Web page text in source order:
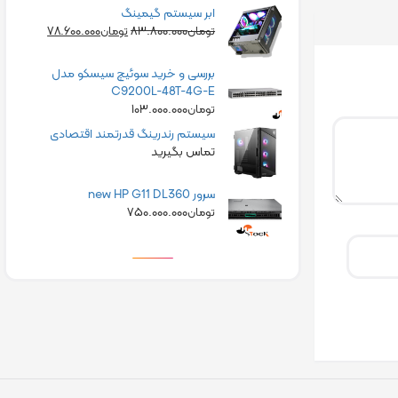
ابر سیستم گیمینگ
تومان۸۳.۸۰۰.۰۰۰تومان۷۸.۶۰۰.۰۰۰
بررسی و خرید سوئیچ سیسکو مدل
C9200L-48T-4G-E
تومان۱۰۳.۰۰۰.۰۰۰
سیستم رندرینگ قدرتمند اقتصادی
تماس بگیرید
سرور new HP G11 DL360
تومان۷۵۰.۰۰۰.۰۰۰